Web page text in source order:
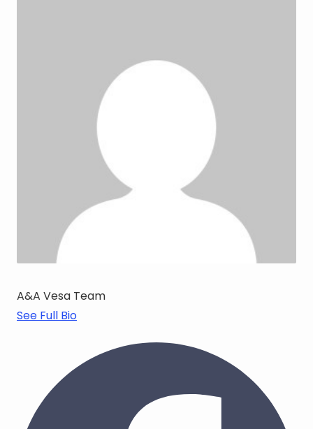
A&A Vesa Team
See Full Bio